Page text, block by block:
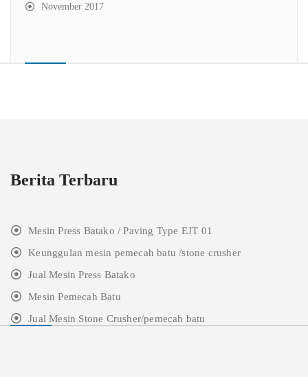
November 2017
Berita Terbaru
Mesin Press Batako / Paving Type EJT 01
Keunggulan mesin pemecah batu /stone crusher
Jual Mesin Press Batako
Mesin Pemecah Batu
Jual Mesin Stone Crusher/pemecah batu